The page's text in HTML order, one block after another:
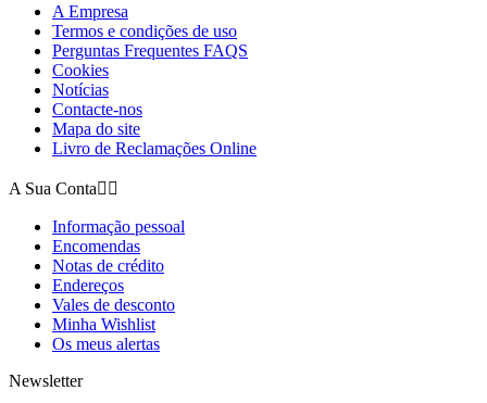
A Empresa
Termos e condições de uso
Perguntas Frequentes FAQS
Cookies
Notícias
Contacte-nos
Mapa do site
Livro de Reclamações Online
A Sua Conta 
Informação pessoal
Encomendas
Notas de crédito
Endereços
Vales de desconto
Minha Wishlist
Os meus alertas
Newsletter